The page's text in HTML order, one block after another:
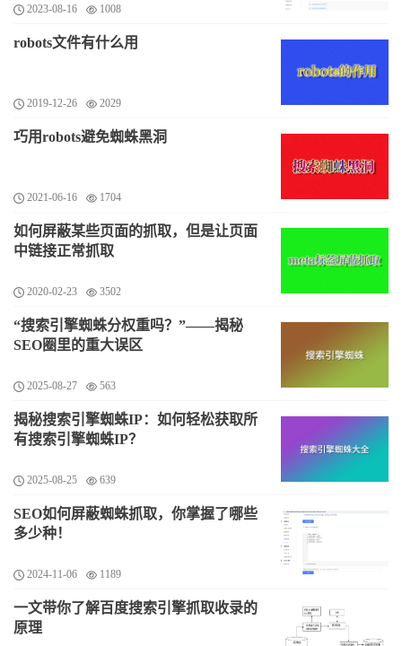
2023-08-16 1008
robots文件有什么用
2019-12-26 2029
巧用robots避免蜘蛛黑洞
2021-06-16 1704
如何屏蔽某些页面的抓取，但是让页面
中链接正常抓取
2020-02-23 3502
“搜索引擎蜘蛛分权重吗？”——揭秘
SEO圈里的重大误区
2025-08-27 563
揭秘搜索引擎蜘蛛IP：如何轻松获取所
有搜索引擎蜘蛛IP？
2025-08-25 639
SEO如何屏蔽蜘蛛抓取，你掌握了哪些
多少种！
2024-11-06 1189
一文带你了解百度搜索引擎抓取收录的
原理